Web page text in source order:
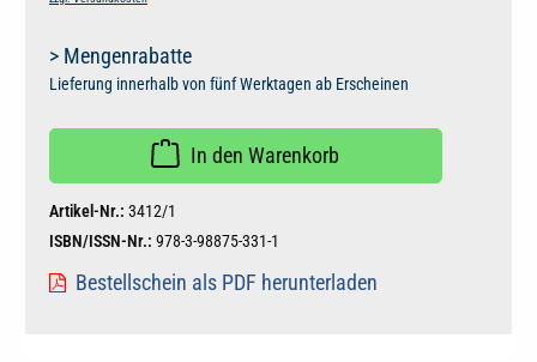
> Mengenrabatte
Lieferung innerhalb von fünf Werktagen ab Erscheinen
In den Warenkorb
Artikel-Nr.: 3412/1
ISBN/ISSN-Nr.: 978-3-98875-331-1
Bestellschein als PDF herunterladen